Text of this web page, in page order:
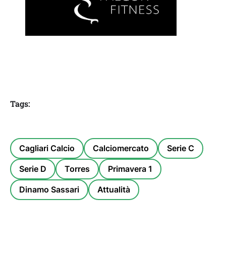
Tags:
Cagliari Calcio Calciomercato Serie C
Serie D Torres Primavera 1
Dinamo Sassari Attualità